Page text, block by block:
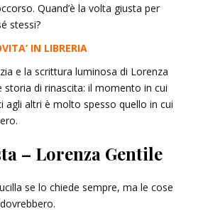
Quand’è la volta giusta per
stessi?
IN LIBRERIA
e la scrittura luminosa di Lorenza
storia di rinascita: il momento in cui
agli altri è molto spesso quello in cui
– Lorenza Gentile
se lo chiede sempre, ma le cose